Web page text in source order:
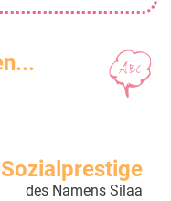
des Namens Silaa